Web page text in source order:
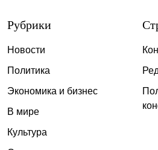
Рубрики
Новости
Политика
Экономика и бизнес
В мире
Культура